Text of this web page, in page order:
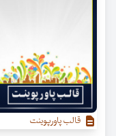
قالب پاورپوینت